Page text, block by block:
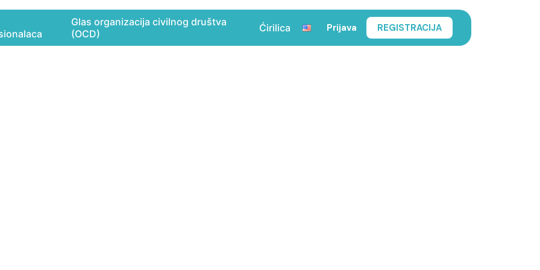
Glas organizacija civilnog društva
(OCD)
Ćirilica Prijava REGISTRACIJA